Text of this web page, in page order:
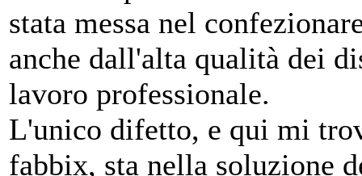
stata messa nel
anche dall'alta qualità dei
lavoro professionale.
L'unico difetto, e qui mi
fabbix, sta nella soluzione